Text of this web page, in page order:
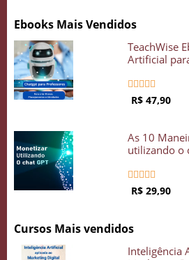
Ebooks Mais Vendidos
TeachWise
Artificial
    
R$ 47,90
As 10
utilizando o
    
R$ 29,90
Cursos Mais vendidos
Inteligência
COMECE